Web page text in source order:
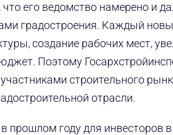
его ведомство намерено и
градостроения. Каждый
создание рабочих мест,
Поэтому
строительного
отрасли.
году для инвесторов